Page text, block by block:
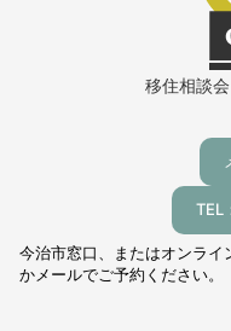
移住相談
TEL
今治市窓口、またはオンラ
かメールでご予約ください。